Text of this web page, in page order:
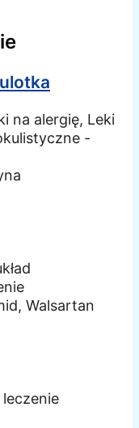
na alergię, Leki
-
Walsartan